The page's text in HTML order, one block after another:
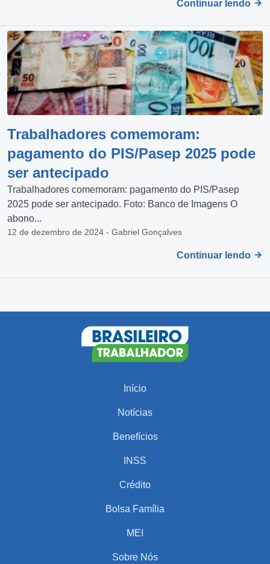
Continuar lendo
Trabalhadores comemoram:
pagamento do PIS/Pasep 2025 pode
ser antecipado
Trabalhadores comemoram: pagamento do PIS/Pasep
2025 pode ser antecipado. Foto: Banco de Imagens O
abono...
12 de dezembro de 2024 - Gabriel Gonçalves
Continuar lendo
Início
Notícias
Benefícios
INSS
Crédito
Bolsa Família
MEI
Sobre Nós